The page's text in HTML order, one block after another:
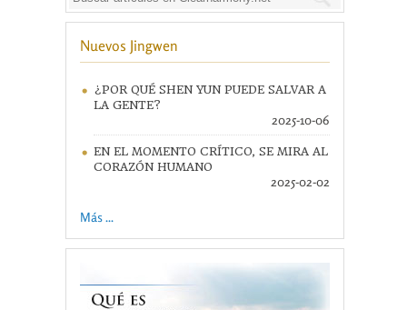
Nuevos Jingwen
¿POR QUÉ SHEN YUN PUEDE SALVAR A
LA GENTE?
2025-10-06
EN EL MOMENTO CRÍTICO, SE MIRA AL
CORAZÓN HUMANO
2025-02-02
Más ...